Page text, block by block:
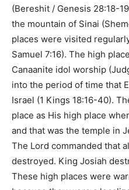
(Bereshit / Genesis 28:18-19
the mountain of Sinai (
places were visited
Samuel 7:16). The high
Canaanite idol worship (
into the period of time that
Israel (1 Kings 18:16-40).
place as His high place
and that was the temple in
The Lord commanded that
destroyed. King Josiah
These high places were